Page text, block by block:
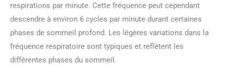
respirations par minute. Cette fréquence peut cependant
descendre à environ 6 cycles par minute durant certaines
phases de sommeil profond. Les légères variations dans la
fréquence respiratoire sont typiques et reflètent les
différentes phases du sommeil.